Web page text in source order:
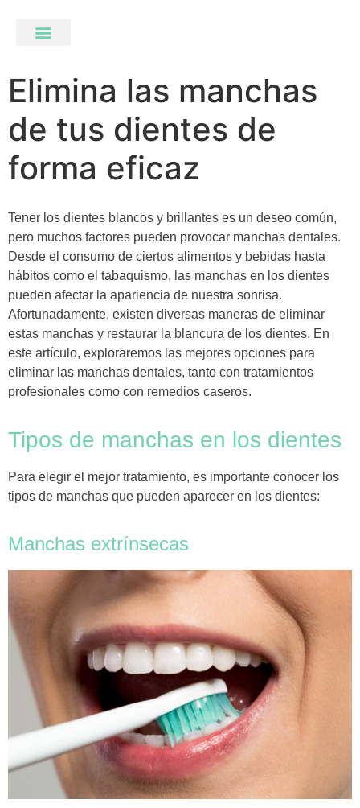
Elimina las manchas
de tus dientes de
forma eficaz
Tener los dientes blancos y brillantes es un deseo común,
pero muchos factores pueden provocar manchas dentales.
Desde el consumo de ciertos alimentos y bebidas hasta
hábitos como el tabaquismo, las manchas en los dientes
pueden afectar la apariencia de nuestra sonrisa.
Afortunadamente, existen diversas maneras de eliminar
estas manchas y restaurar la blancura de los dientes. En
este artículo, exploraremos las mejores opciones para
eliminar las manchas dentales, tanto con tratamientos
profesionales como con remedios caseros.
Tipos de manchas en los dientes
Para elegir el mejor tratamiento, es importante conocer los
tipos de manchas que pueden aparecer en los dientes:
Manchas extrínsecas